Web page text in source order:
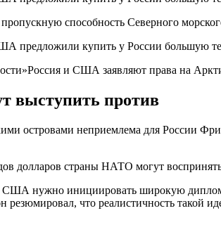
способность Северного
и США заявляют права на
выступить против
островами неприемлема для России
долларов страны НАТО могут
нужно инициировать широкую
что реалистичность такой